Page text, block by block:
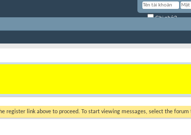
Ghi nhớ?
register link above to proceed. To start viewing messages, select the